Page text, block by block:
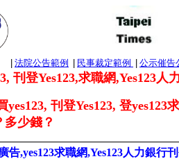
法院公告範例 民事裁定範例 公示催告
, 刊登Yes123,求職網,Yes123人
yes123, 刊登Yes123, 登yes123
多少錢？
告,yes123求職網,Yes123人力銀行